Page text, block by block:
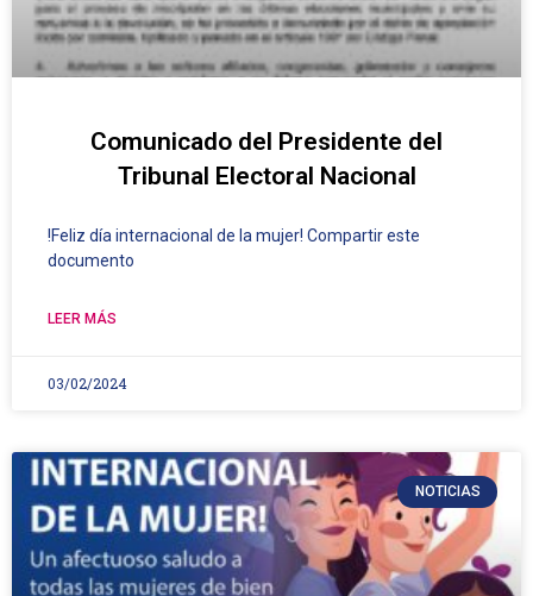
Comunicado del Presidente del
Tribunal Electoral Nacional
!Feliz día internacional de la mujer! Compartir este
documento
LEER MÁS
03/02/2024
NOTICIAS